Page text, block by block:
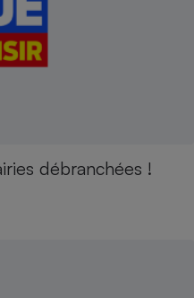
débranchées !